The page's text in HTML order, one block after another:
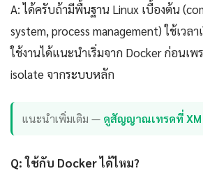
A: ได้ครับถ้ามีพื้นฐาน Linux เบื้องต้น
system, process management) ใช้เวล
ใช้งานได้แนะนำเริ่มจาก Docker ก่อนเพ
isolate จากระบบหลัก
แนะนำเพิ่มเติม — ดูสัญญาณเทรดที่ XM
Q: ใช้กับ Docker ได้ไหม?